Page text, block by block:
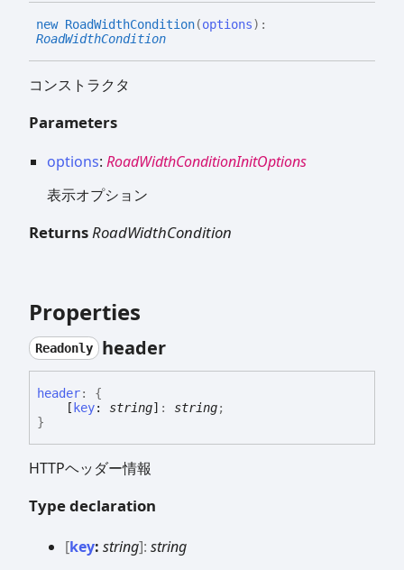
new RoadWidthCondition(options) :
RoadWidthCondition
コンストラクタ
Parameters
options: RoadWidthConditionInitOptions
表示オプション
ReturnsRoadWidthCondition
Properties
Readonly header
header:
{
[ key: string] : string;
}
HTTPヘッダー情報
Type declaration
[key: string]: string